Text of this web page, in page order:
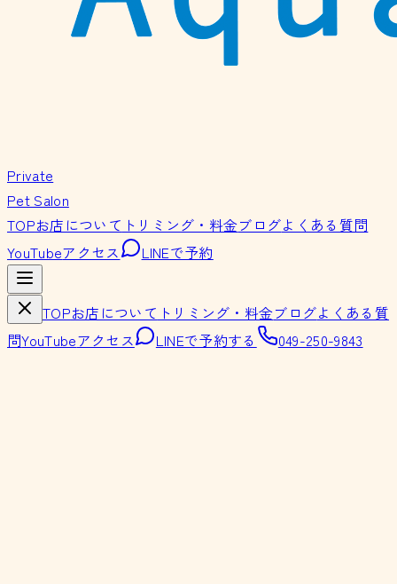
Private
Pet Salon
TOPお店について トリミング・料金ブログよくある質問
YouTubeアクセス LINEで予約
TOPお店について トリミング・料金ブログよくある質
問YouTubeアクセス LINEで予約する 049-250-9843